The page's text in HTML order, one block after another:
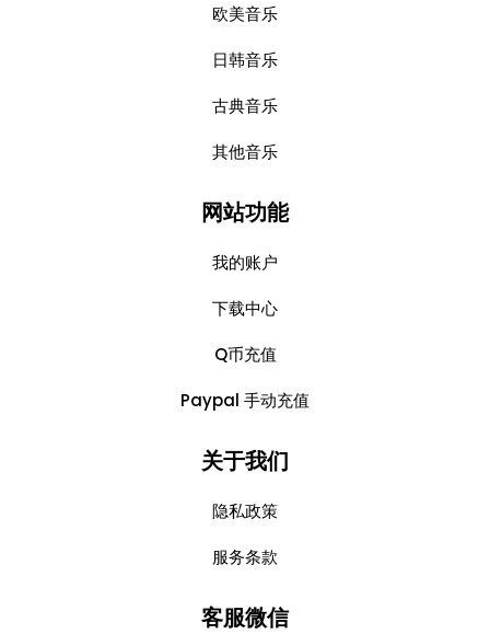
欧美音乐
日韩音乐
古典音乐
其他音乐
网站功能
我的账户
下载中心
Q币充值
Paypal 手动充值
关于我们
隐私政策
服务条款
客服微信